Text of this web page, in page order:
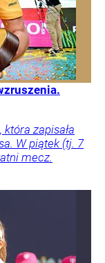
zapisała
W piątek (tj. 7
mecz.